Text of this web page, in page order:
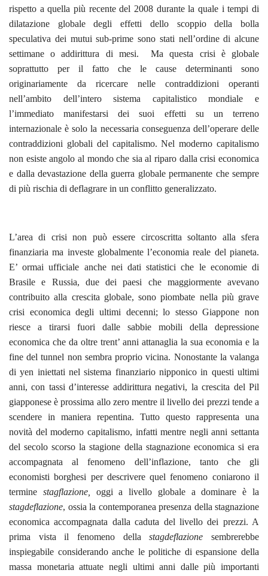
rispetto a quella più recente del 2008 durante la quale i tempi di
dilatazione globale degli effetti dello scoppio della bolla
speculativa dei mutui sub-prime sono stati nell’ordine di alcune
settimane o addirittura di mesi. Ma questa crisi è globale
soprattutto per il fatto che le cause determinanti sono
originariamente da ricercare nelle contraddizioni operanti
nell’ambito dell’intero sistema capitalistico mondiale e
l’immediato manifestarsi dei suoi effetti su un terreno
internazionale è solo la necessaria conseguenza dell’operare delle
contraddizioni globali del capitalismo. Nel moderno capitalismo
non esiste angolo al mondo che sia al riparo dalla crisi economica
e dalla devastazione della guerra globale permanente che sempre
di più rischia di deflagrare in un conflitto generalizzato.
L’area di crisi non può essere circoscritta soltanto alla sfera
finanziaria ma investe globalmente l’economia reale del pianeta.
E’ ormai ufficiale anche nei dati statistici che le economie di
Brasile e Russia, due dei paesi che maggiormente avevano
contribuito alla crescita globale, sono piombate nella più grave
crisi economica degli ultimi decenni; lo stesso Giappone non
riesce a tirarsi fuori dalle sabbie mobili della depressione
economica che da oltre trent’ anni attanaglia la sua economia e la
fine del tunnel non sembra proprio vicina. Nonostante la valanga
di yen iniettati nel sistema finanziario nipponico in questi ultimi
anni, con tassi d’interesse addirittura negativi, la crescita del Pil
giapponese è prossima allo zero mentre il livello dei prezzi tende a
scendere in maniera repentina. Tutto questo rappresenta una
novità del moderno capitalismo, infatti mentre negli anni settanta
del secolo scorso la stagione della stagnazione economica si era
accompagnata al fenomeno dell’inflazione, tanto che gli
economisti borghesi per descrivere quel fenomeno coniarono il
termine stagflazione,
oggi a livello globale a dominare è la
stagdeflazione, ossia la contemporanea presenza della stagnazione
economica accompagnata dalla caduta del livello dei prezzi. A
prima vista il fenomeno dellastagdeflazione sembrerebbe
inspiegabile considerando anche le politiche di espansione della
massa monetaria attuate negli ultimi anni dalle più importanti